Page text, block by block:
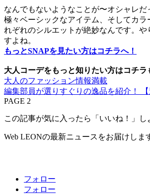
なんでもないようなことが〜オシャレだ
極々ベーシックなアイテム、そしてカラ
れぞれのシルエットが絶妙なんです。や
すよね。
もっとSNAPを見たい方はコチラへ！
大人コーデをもっと知りたい方はコチラ
大人のファッション情報満載
編集部員が選りすぐりの逸品を紹介！
PAGE 2
この記事が気に入ったら「いいね！」し
Web LEONの最新ニュースをお届けしま
フォロー
フォロー